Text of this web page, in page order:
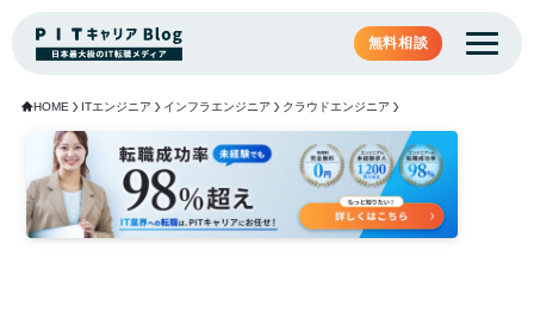
無料相談
HOME ITエンジニア インフラエンジニア クラウドエンジニア